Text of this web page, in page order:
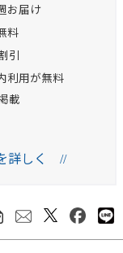
お届け
料
引
利用が無料
載
詳しく //